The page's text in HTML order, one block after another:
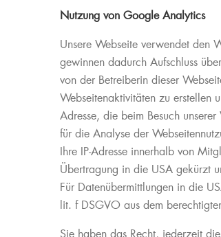
Nutzung von Google Analytics
Unsere Webseite verwendet
gewinnen dadurch Aufschluss
von der Betreiberin dieser
Webseitenaktivitäten zu erstellen
Adresse, die beim Besuch
für die Analyse der
Ihre IP-Adresse innerhalb von
Übertragung in die USA gekürzt
Für Datenübermittlungen in die
lit. f DSGVO aus dem